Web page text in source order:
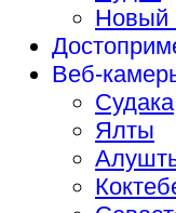
Новый
Веб-
Судака
Ялты